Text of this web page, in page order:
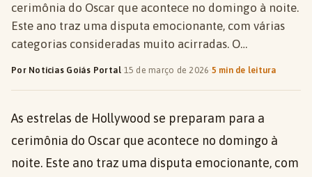
cerimônia do Oscar que acontece no domingo à noite.
Este ano traz uma disputa emocionante, com várias
categorias consideradas muito acirradas. O…
Por Notícias Goiás Portal·15 de março de 2026·5 min de leitura
As estrelas de Hollywood se preparam para a
cerimônia do Oscar que acontece no domingo à
noite. Este ano traz uma disputa emocionante, com